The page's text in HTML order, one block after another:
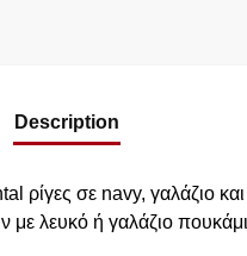
Description
σε navy, γαλάζιο και
με λευκό ή γαλάζιο